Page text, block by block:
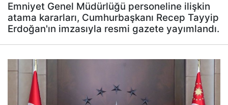
Emniyet Genel Müdürlüğü personeline ilişkin
atama kararları, Cumhurbaşkanı Recep Tayyip
Erdoğan'ın imzasıyla resmi gazete yayımlandı.